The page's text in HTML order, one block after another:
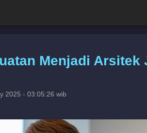
Menjadi Arsitek
2025 - 03:05:26 wib